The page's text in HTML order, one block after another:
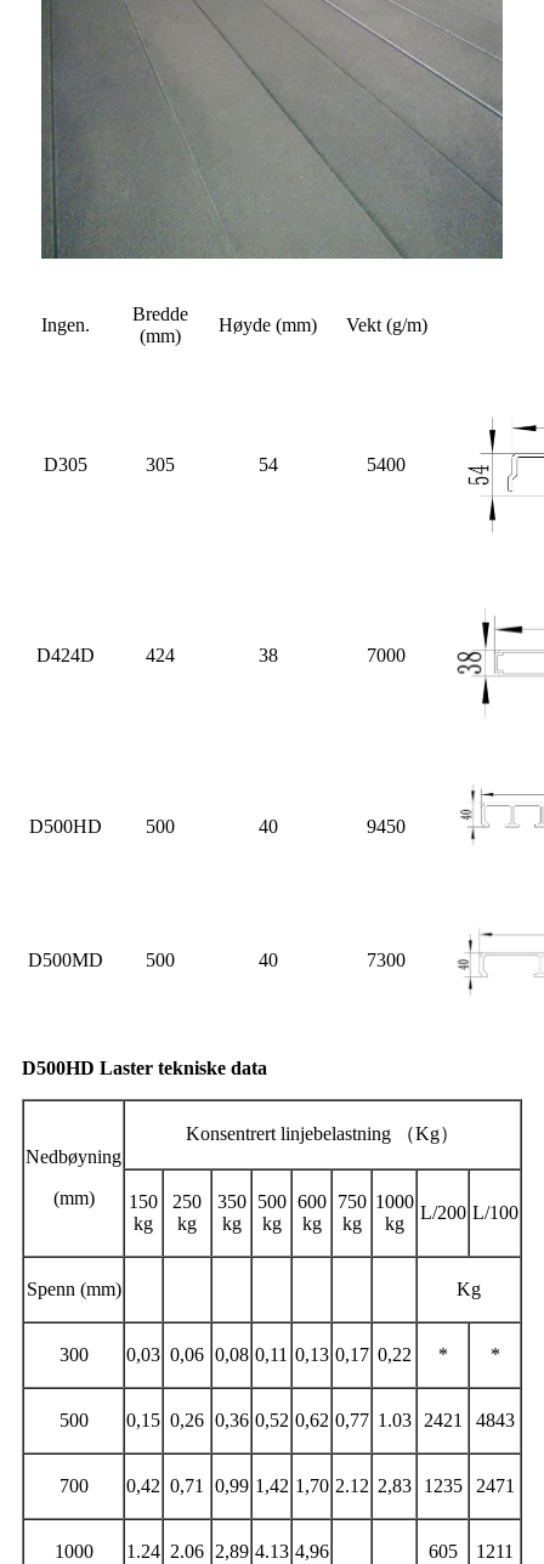
Ingen.
Bredde
(mm)
Høyde (mm) Vekt (g/m)
D305 305 54 5400
D424D 424 38 7000
D500HD 500 40 9450
D500MD 500 40 7300
D500HD Laster tekniske data
Nedbøyning
(mm)
Konsentrert linjebelastning （Kg）
150
kg
250
kg
350
kg
500
kg
600
kg
750
kg
1000
kg
L/200 L/100
Spenn (mm) Kg
300 0,03 0,06 0,08 0,11 0,13 0,17 0,22 * *
500 0,15 0,26 0,36 0,52 0,62 0,77 1.03 2421 4843
700 0,42 0,71 0,99 1,42 1,70 2.12 2,83 1235 2471
1000 1.24 2.06 2,89 4.13 4,96 605 1211